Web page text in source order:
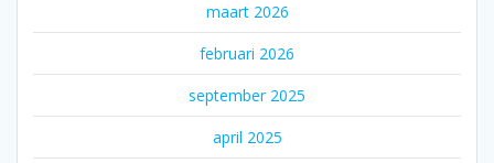
maart 2026
februari 2026
september 2025
april 2025